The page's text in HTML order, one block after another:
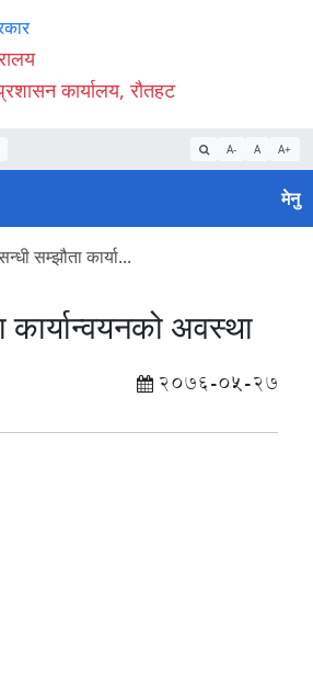
कार्यालय, रौतहट
A- A A+
मेनु
सम्झौता कार्या...
कार्यान्वयनको अवस्था
2076-05-27